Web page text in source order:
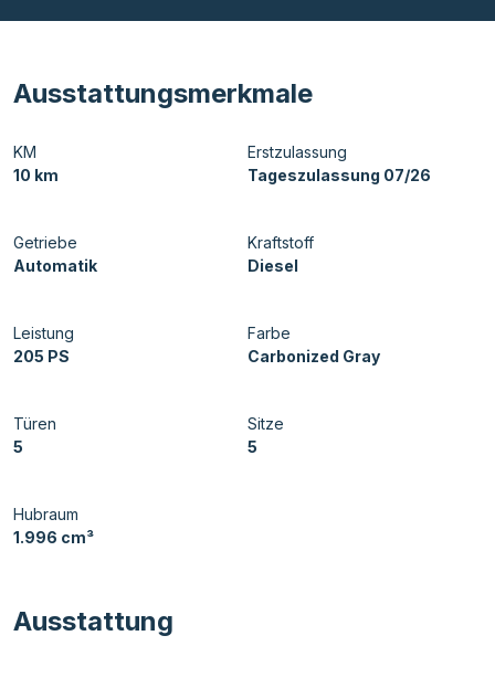
Ausstattungsmerkmale
KM
10 km
Erstzulassung
Tageszulassung 07/26
Getriebe
Automatik
Kraftstoff
Diesel
Leistung
205 PS
Farbe
Carbonized Gray
Türen
5
Sitze
5
Hubraum
1.996 cm³
Ausstattung